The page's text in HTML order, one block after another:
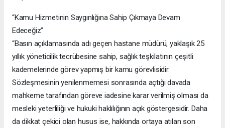
“Kamu Hizmetinin Saygınlığına Sahip Çıkmaya Devam
Edeceğiz”
“Basın açıklamasında adı geçen hastane müdürü, yaklaşık 25
yıllık yöneticilik tecrübesine sahip, sağlık teşkilatının çeşitli
kademelerinde görev yapmış bir kamu görevlisidir.
Sözleşmesinin yenilenmemesi sonrasında açtığı davada
mahkeme tarafından göreve iadesine karar verilmiş olması da
mesleki yeterliliği ve hukuki haklılığının açık göstergesidir. Daha
da dikkat çekici olan husus ise, hakkında ortaya atılan son